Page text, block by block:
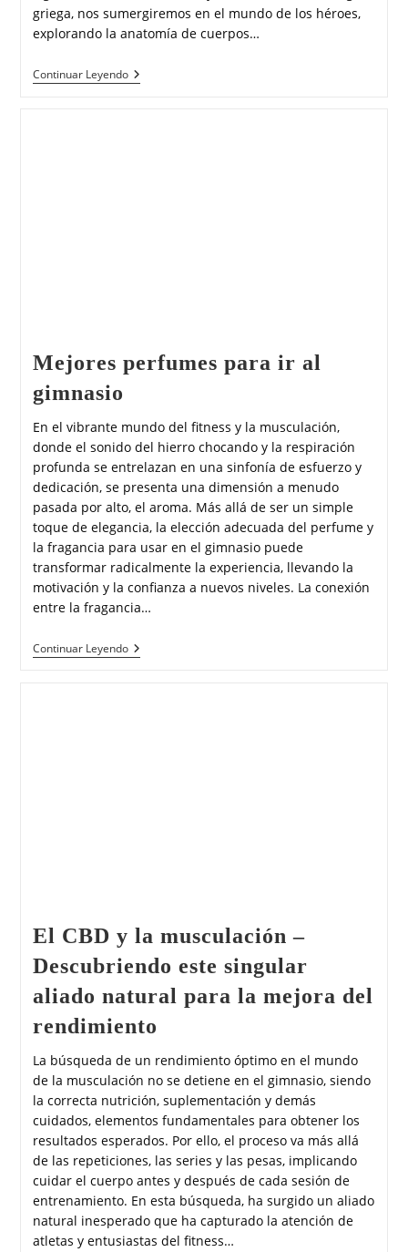
griega, nos sumergiremos en el mundo de los héroes,
explorando la anatomía de cuerpos…
Continuar Leyendo
Mejores perfumes para ir al
gimnasio
En el vibrante mundo del fitness y la musculación,
donde el sonido del hierro chocando y la respiración
profunda se entrelazan en una sinfonía de esfuerzo y
dedicación, se presenta una dimensión a menudo
pasada por alto, el aroma. Más allá de ser un simple
toque de elegancia, la elección adecuada del perfume y
la fragancia para usar en el gimnasio puede
transformar radicalmente la experiencia, llevando la
motivación y la confianza a nuevos niveles. La conexión
entre la fragancia…
Continuar Leyendo
El CBD y la musculación –
Descubriendo este singular
aliado natural para la mejora del
rendimiento
La búsqueda de un rendimiento óptimo en el mundo
de la musculación no se detiene en el gimnasio, siendo
la correcta nutrición, suplementación y demás
cuidados, elementos fundamentales para obtener los
resultados esperados. Por ello, el proceso va más allá
de las repeticiones, las series y las pesas, implicando
cuidar el cuerpo antes y después de cada sesión de
entrenamiento. En esta búsqueda, ha surgido un aliado
natural inesperado que ha capturado la atención de
atletas y entusiastas del fitness…